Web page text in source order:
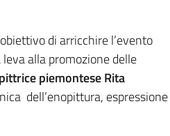
di arricchire l’evento
alla promozione delle
piemontese Rita
dell’enopittura, espressione